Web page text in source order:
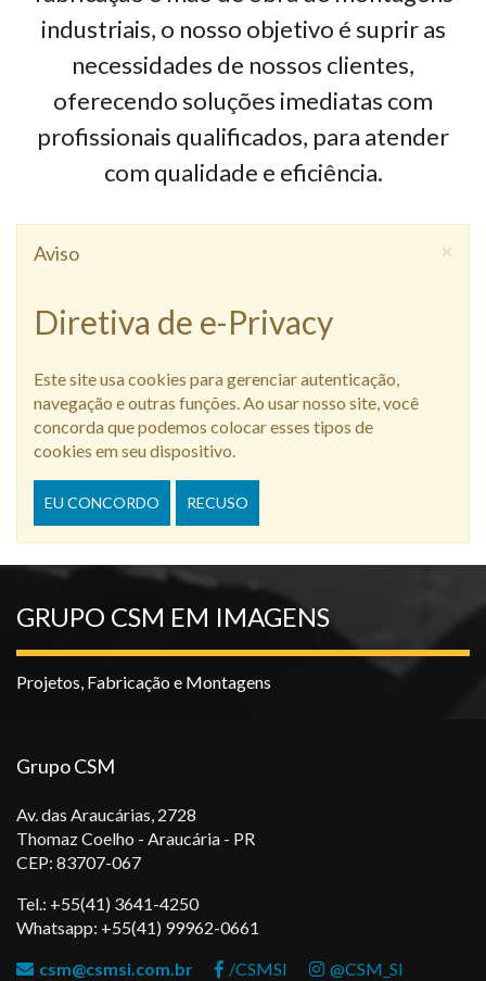
industriais, o nosso objetivo é suprir as
necessidades de nossos clientes,
oferecendo soluções imediatas com
profissionais qualificados, para atender
com qualidade e eficiência.
×
Aviso
Diretiva de e-Privacy
Este site usa cookies para gerenciar autenticação,
navegação e outras funções. Ao usar nosso site, você
concorda que podemos colocar esses tipos de
cookies em seu dispositivo.
EU CONCORDO RECUSO
GRUPO CSM EM IMAGENS
Projetos, Fabricação e Montagens
Grupo CSM
Av. das Araucárias, 2728
Thomaz Coelho - Araucária - PR
CEP: 83707-067
Tel.: +55(41) 3641-4250
Whatsapp: +55(41) 99962-0661
csm@csmsi.com.br
/CSMSI
@CSM_SI